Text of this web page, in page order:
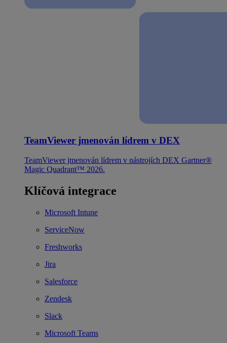
TeamViewer jmenován lídrem v DEX
TeamViewer jmenován lídrem v nástrojích DEX Gartner®
Magic Quadrant™ 2026.
Klíčová integrace
Microsoft Intune
ServiceNow
Freshworks
Jira
Salesforce
Zendesk
Slack
Microsoft Teams